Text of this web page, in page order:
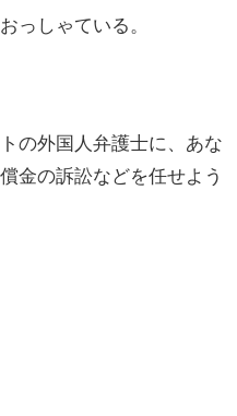
っしゃている。
の外国人弁護士に、あな
金の訴訟などを任せよう